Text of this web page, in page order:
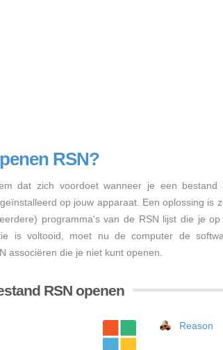
RSN?
dat zich voordoet wanneer je een bestand
op jouw apparaat. Een oplossing is
programma's van de RSN lijst die je
is voltooid, moet nu de computer de
associëren die je niet kunt openen.
RSN openen
Reason